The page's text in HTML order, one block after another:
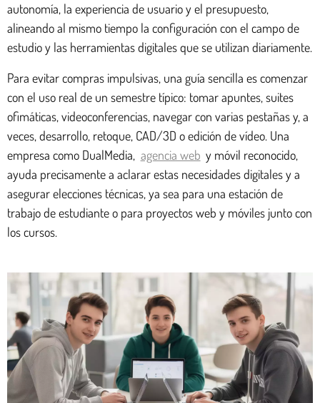
autonomía, la experiencia de usuario y el presupuesto,
alineando al mismo tiempo la configuración con el campo de
estudio y las herramientas digitales que se utilizan diariamente.
Para evitar compras impulsivas, una guía sencilla es comenzar
con el uso real de un semestre típico: tomar apuntes, suites
ofimáticas, videoconferencias, navegar con varias pestañas y, a
veces, desarrollo, retoque, CAD/3D o edición de vídeo. Una
empresa como DualMedia, agencia web y móvil reconocido,
ayuda precisamente a aclarar estas necesidades digitales y a
asegurar elecciones técnicas, ya sea para una estación de
trabajo de estudiante o para proyectos web y móviles junto con
los cursos.